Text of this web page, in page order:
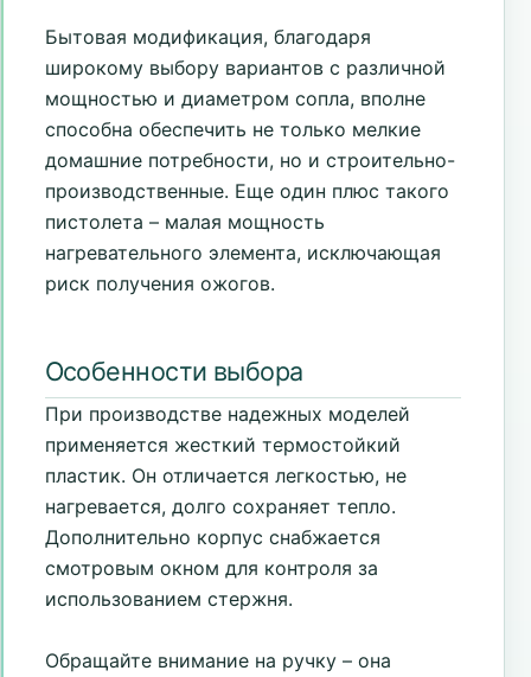
Бытовая модификация, благодаря
широкому выбору вариантов с различной
мощностью и диаметром сопла, вполне
способна обеспечить не только мелкие
домашние потребности, но и строительно-
производственные. Еще один плюс такого
пистолета – малая мощность
нагревательного элемента, исключающая
риск получения ожогов.
Особенности выбора
При производстве надежных моделей
применяется жесткий термостойкий
пластик. Он отличается легкостью, не
нагревается, долго сохраняет тепло.
Дополнительно корпус снабжается
смотровым окном для контроля за
использованием стержня.
Обращайте внимание на ручку – она